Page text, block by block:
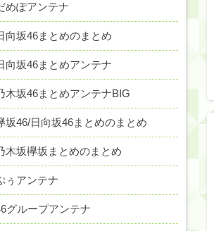
めぽアンテナ
向坂46まとめのまとめ
向坂46まとめアンテナ
木坂46まとめアンテナBIG
坂46/日向坂46まとめのまとめ
木坂欅坂まとめのまとめ
ぅアンテナ
グループアンテナ